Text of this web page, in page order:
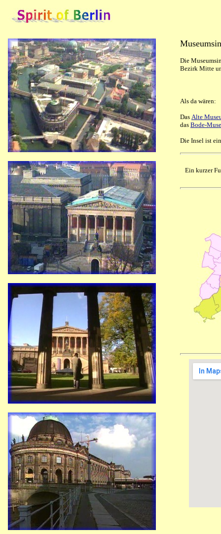
Die
Bezirk Mitte
Als da wären:
Das Alte
das Bode-
Die Insel ist
Ein kurzer